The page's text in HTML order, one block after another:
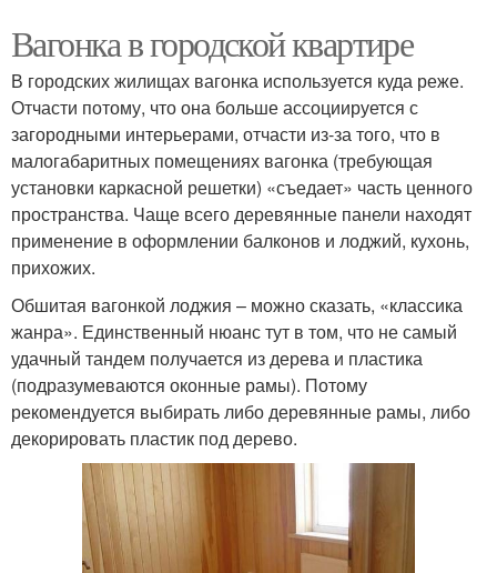
Вагонка в городской квартире
В городских жилищах вагонка используется куда реже.
Отчасти потому, что она больше ассоциируется с
загородными интерьерами, отчасти из-за того, что в
малогабаритных помещениях вагонка (требующая
установки каркасной решетки) «съедает» часть ценного
пространства. Чаще всего деревянные панели находят
применение в оформлении балконов и лоджий, кухонь,
прихожих.
Обшитая вагонкой лоджия – можно сказать, «классика
жанра». Единственный нюанс тут в том, что не самый
удачный тандем получается из дерева и пластика
(подразумеваются оконные рамы). Потому
рекомендуется выбирать либо деревянные рамы, либо
декорировать пластик под дерево.